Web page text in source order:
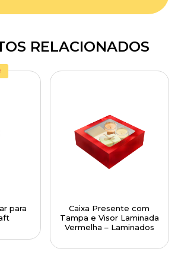
RELACIONADOS
para
Caixa Presente com
Tampa e Visor Laminada
Vermelha – Laminados